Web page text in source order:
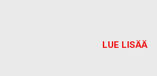
LUE LISÄÄ